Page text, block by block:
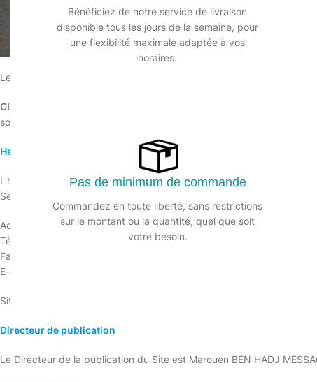
Bénéficiez de notre service de livraison
disponible tous les jours de la semaine, pour
une flexibilité maximale adaptée à vos
horaires.
Pas de minimum de commande
Commandez en toute liberté, sans restrictions
sur le montant ou la quantité, quel que soit
votre besoin.
Ces dernières sont accessibles sur le Site à la rubrique « Mentions
Le présent site, accessible à l’URL
CLEAN AND GO
, société à responsabilité limitée au capital de 10
social est situé au 132 RUE EDOUARD VAILLANT, 95870 BEZONS,
Hébergement
L’hébergement du site est réalisé par la société Amazon Web
Services (AWS), dont le siège social se situe à Inc. P.O/ Box 81226 –
Adresse : Unit 27 – 6400 Cork Airport Business Park – Kinsale Road
Téléphone : (206) 266-4064
Fax : (206) 266-7010
E-mail :
Site :
Directeur de publication
Le Directeur de la publication du Site est Marouen BEN HADJ